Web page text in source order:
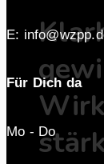
E:
Für Dich da
Mo - Do